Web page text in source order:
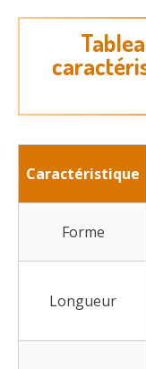
Caractéristique
Forme
Longueur